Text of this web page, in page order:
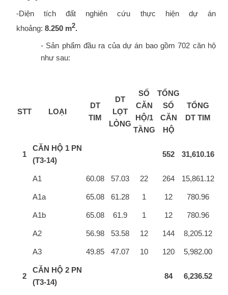
-Diện tích đất nghiên cứu thực hiện dự án
khoảng: 8.250m2.
- Sản phẩm đầu ra của dự án bao gồm 702 căn hộ
như sau:
STT LOẠI
DT
TIM
DT
LỌT
LÒNG
SỐ
CĂN
HỘ/1
TẦNG
TỔNG
SỐ
CĂN
HỘ
TỔNG
DT TIM
1
CĂN HỘ 1 PN
(T3-14)
552 31,610.16
A1 60.08 57.03 22 264 15,861.12
A1a 65.08 61.28 1 12 780.96
A1b 65.08 61.9 1 12 780.96
A2 56.98 53.58 12 144 8,205.12
A3 49.85 47.07 10 120 5,982.00
2
CĂN HỘ 2 PN
(T3-14)
84 6,236.52